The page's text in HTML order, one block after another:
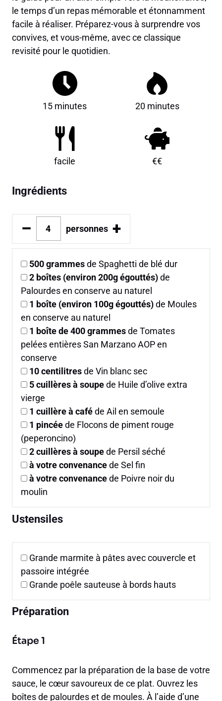
le temps d’un repas mémorable et étonnamment
facile à réaliser. Préparez-vous à surprendre vos
convives, et vous-même, avec ce classique
revisité pour le quotidien.
15 minutes 20 minutes
facile €€
Ingrédients
– personnes +
500grammesde Spaghetti de blé dur
2 boîtes (environ 200g égouttés)de
Palourdes en conserve au naturel
1 boîte (environ 100g égouttés)de Moules
en conserve au naturel
1 boîte de 400 grammesde Tomates
pelées entières San Marzano AOP en
conserve
10centilitresde Vin blanc sec
5cuillères à soupede Huile d’olive extra
vierge
1 cuillère à caféde Ail en semoule
1 pincéede Flocons de piment rouge
(peperoncino)
2cuillères à soupede Persil séché
à votre convenancede Sel fin
à votre convenancede Poivre noir du
moulin
Ustensiles
Grande marmite à pâtes avec couvercle et
passoire intégrée
Grande poêle sauteuse à bords hauts
Préparation
Étape 1
Commencez par la préparation de la base de votre
sauce, le cœur savoureux de ce plat. Ouvrez les
boîtes de palourdes et de moules. À l’aide d’une